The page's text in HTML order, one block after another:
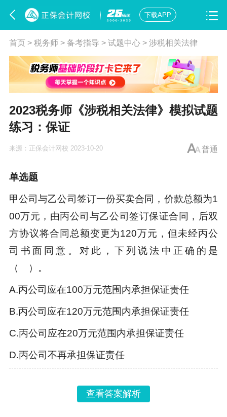
下载APP
首页> 税务师> 备考指导 > 试题中心> 涉税相关法律
2023税务师《涉税相关法律》模拟试题
练习：保证
普通
来源： 正保会计网校 2023-10-20
单选题
甲公司与乙公司签订一份买卖合同，价款总额为1
00万元，由丙公司与乙公司签订保证合同，后双
方协议将合同总额变更为120万元，但未经丙公
司书面同意。对此，下列说法中正确的是
（ ）。
A.丙公司应在100万元范围内承担保证责任
B.丙公司应在120万元范围内承担保证责任
C.丙公司应在20万元范围内承担保证责任
D.丙公司不再承担保证责任
查看答案解析